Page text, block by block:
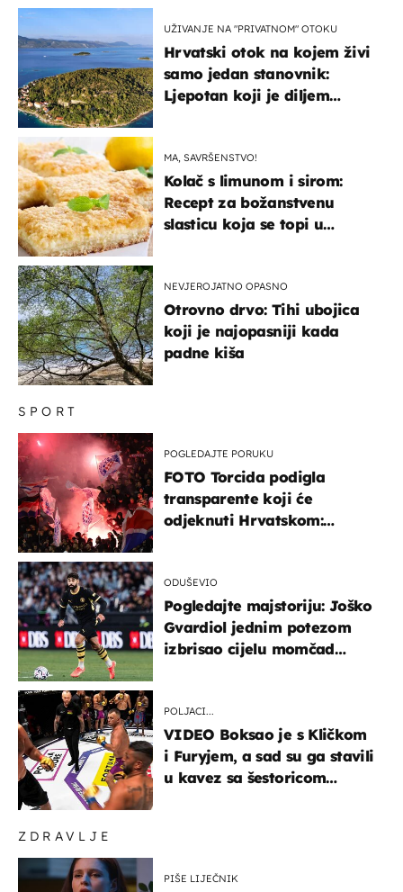
ZDRAVLJE
PIŠE LIJEČNIK
SPORT
POGLEDAJTE PORUKU
FOTO Torcida podigla
transparente koji će
odjeknuti Hrvatskom:
ODUŠEVIO
Pogledajte majstoriju: Joško
Gvardiol jednim potezom
izbrisao cijelu momčad
POLJACI...
VIDEO Boksao je s Kličkom
i Furyjem, a sad su ga stavili
u kavez sa šestoricom
UŽIVANJE NA "PRIVATNOM" OTOKU
Hrvatski otok na kojem živi
samo jedan stanovnik:
Ljepotan koji je diljem
MA, SAVRŠENSTVO!
Kolač s limunom i sirom:
Recept za božanstvenu
slasticu koja se topi u
NEVJEROJATNO OPASNO
Otrovno drvo: Tihi ubojica
koji je najopasniji kada
padne kiša